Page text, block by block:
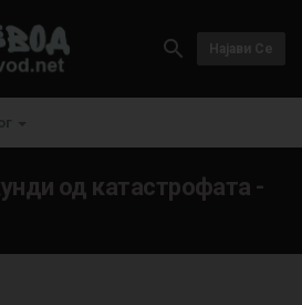
Најави Се
од катастрофата -